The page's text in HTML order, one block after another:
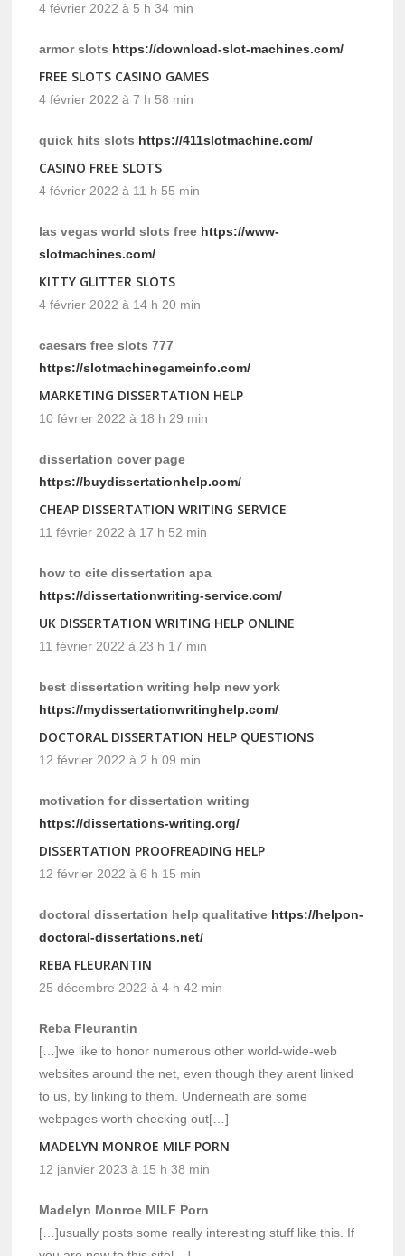
4 février 2022 à 5 h 34 min
armor slots https://download-slot-machines.com/
FREE SLOTS CASINO GAMES
4 février 2022 à 7 h 58 min
quick hits slots https://411slotmachine.com/
CASINO FREE SLOTS
4 février 2022 à 11 h 55 min
las vegas world slots free https://www-
slotmachines.com/
KITTY GLITTER SLOTS
4 février 2022 à 14 h 20 min
caesars free slots 777
https://slotmachinegameinfo.com/
MARKETING DISSERTATION HELP
10 février 2022 à 18 h 29 min
dissertation cover page
https://buydissertationhelp.com/
CHEAP DISSERTATION WRITING SERVICE
11 février 2022 à 17 h 52 min
how to cite dissertation apa
https://dissertationwriting-service.com/
UK DISSERTATION WRITING HELP ONLINE
11 février 2022 à 23 h 17 min
best dissertation writing help new york
https://mydissertationwritinghelp.com/
DOCTORAL DISSERTATION HELP QUESTIONS
12 février 2022 à 2 h 09 min
motivation for dissertation writing
https://dissertations-writing.org/
DISSERTATION PROOFREADING HELP
12 février 2022 à 6 h 15 min
doctoral dissertation help qualitative https://helpon-
doctoral-dissertations.net/
REBA FLEURANTIN
25 décembre 2022 à 4 h 42 min
Reba Fleurantin
[…]we like to honor numerous other world-wide-web
websites around the net, even though they arent linked
to us, by linking to them. Underneath are some
webpages worth checking out[…]
MADELYN MONROE MILF PORN
12 janvier 2023 à 15 h 38 min
Madelyn Monroe MILF Porn
[…]usually posts some really interesting stuff like this. If